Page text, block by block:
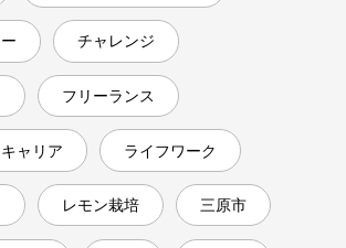
チャレンジ
フリーランス
ャリア ライフワーク
レモン栽培 三原市